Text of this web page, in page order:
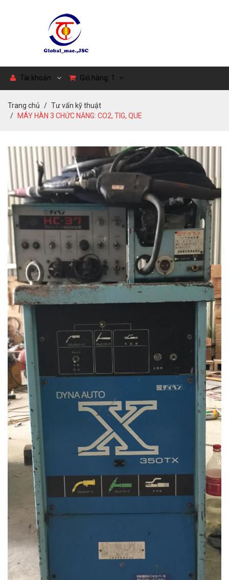
Tài khoản Giỏ hàng: 1
Trang chủ
Tư vấn kỹ thuật
MÁY HÀN 3 CHỨC NĂNG: CO2, TIG, QUE